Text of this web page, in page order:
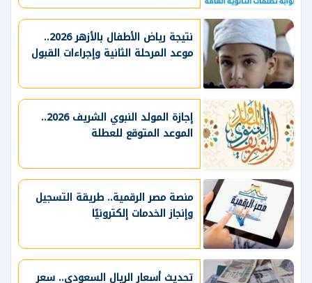
نتيجة رياض الأطفال بالأزهر 2026..
موعد المرحلة الثانية وإجراءات القبول
إجازة المولد النبوي الشريف 2026..
الموعد المتوقع للعطلة
منصة مصر الرقمية.. طريقة التسجيل
وإنجاز الخدمات إلكترونيًا
تحديث أسعار الريال السعودي.. سعر